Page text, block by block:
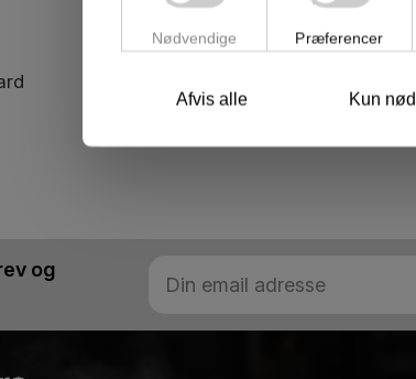
og
Nødvendige Præferencer
Afvis alle Kun